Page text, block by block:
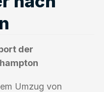
der
Umzug von